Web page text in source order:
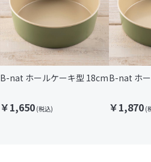
B-nat ホールケーキ型 18cm
￥1,650
B-nat ホ
￥1,870